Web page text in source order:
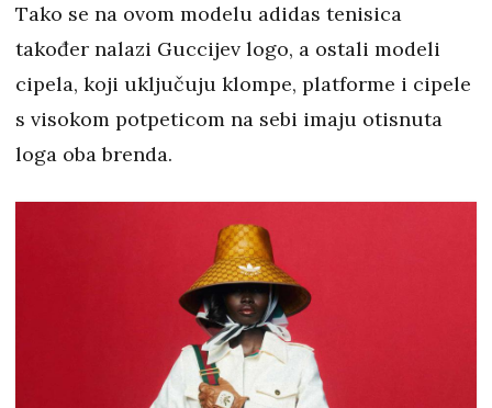
Tako se na ovom modelu adidas tenisica
također nalazi Guccijev logo, a ostali modeli
cipela, koji uključuju klompe, platforme i cipele
s visokom potpeticom na sebi imaju otisnuta
loga oba brenda.